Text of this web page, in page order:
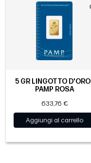
5 GR LINGOTTO D'ORO |
PAMP ROSA
633,76 €
Aggiungi al carrello